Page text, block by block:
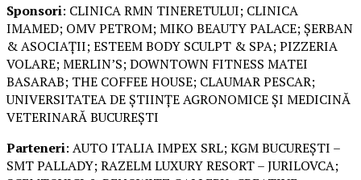
Sponsori: CLINICA RMN TINERETULUI; CLINICA
IMAMED; OMV PETROM; MIKO BEAUTY PALACE; ȘERBAN
& ASOCIAȚII; ESTEEM BODY SCULPT & SPA; PIZZERIA
VOLARE; MERLIN’S; DOWNTOWN FITNESS MATEI
BASARAB; THE COFFEE HOUSE; CLAUMAR PESCAR;
UNIVERSITATEA DE ȘTIINȚE AGRONOMICE ȘI MEDICINĂ
VETERINARĂ BUCUREȘTI
Parteneri: AUTO ITALIA IMPEX SRL; KGM BUCUREȘTI –
SMT PALLADY; RAZELM LUXURY RESORT – JURILOVCA;